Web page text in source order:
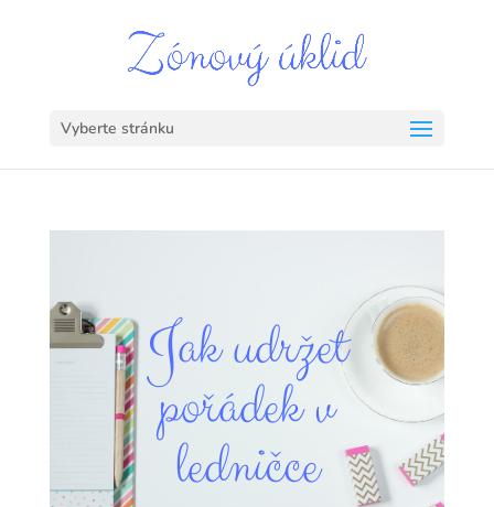
Vyberte stránku
Jak udržet
pořádek v
ledničce